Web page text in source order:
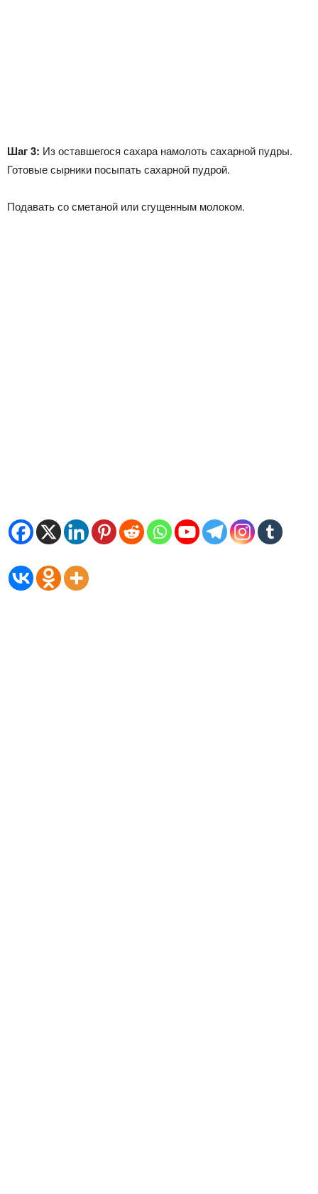
Шаг 3: Из оставшегося сахара намолоть сахарной пудры.
Готовые сырники посыпать сахарной пудрой.
Подавать со сметаной или сгущенным молоком.